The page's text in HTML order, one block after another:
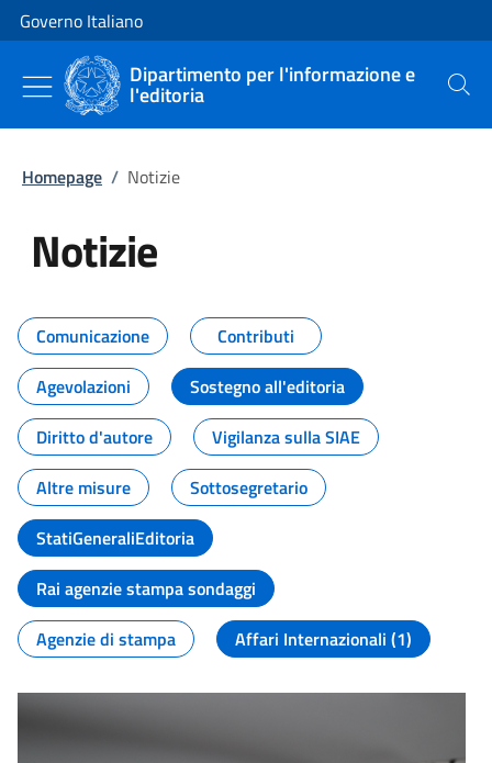
Vai al contenuto
Vai alla navigazione del sito
Governo Italiano
Dipartimento per l'informazione e
l'editoria Cerca
Homepage / Notizie
Notizie
Tutti i contenuti della pagina
Comunicazione
Contributi
Agevolazioni
Sostegno all'editoria
Diritto d'autore
Vigilanza sulla SIAE
Altre misure
Sottosegretario
StatiGeneraliEditoria
Rai agenzie stampa sondaggi
Agenzie di stampa
Affari Internazionali (1)